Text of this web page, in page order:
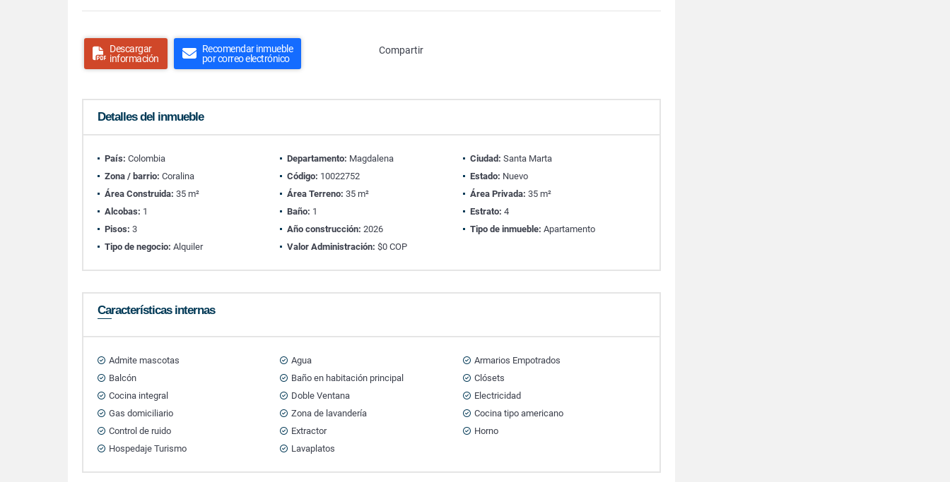
Descargar
información
Recomendar inmueble
por correo electrónico
Compartir
Detalles del inmueble
País: Colombia Departamento: Magdalena Ciudad: Santa Marta
Zona / barrio: Coralina Código: 10022752 Estado: Nuevo
Área Construida: 35 m² Área Terreno: 35 m² Área Privada: 35 m²
Alcobas: 1 Baño: 1 Estrato: 4
Pisos: 3 Año construcción: 2026 Tipo de inmueble: Apartamento
Tipo de negocio: Alquiler Valor Administración: $0 COP
Características internas
Admite mascotas Agua
Armarios Empotrados
Balcón
Baño en habitación principal
Clósets
Cocina integral
Doble Ventana
Electricidad
Gas domiciliario
Zona de lavandería
Cocina tipo americano
Control de ruido
Extractor
Horno
Hospedaje Turismo
Lavaplatos